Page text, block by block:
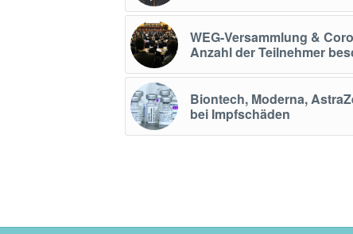
WEG-Versammlung &
Anzahl der Teilnehmer
Biontech, Moderna,
bei Impfschäden